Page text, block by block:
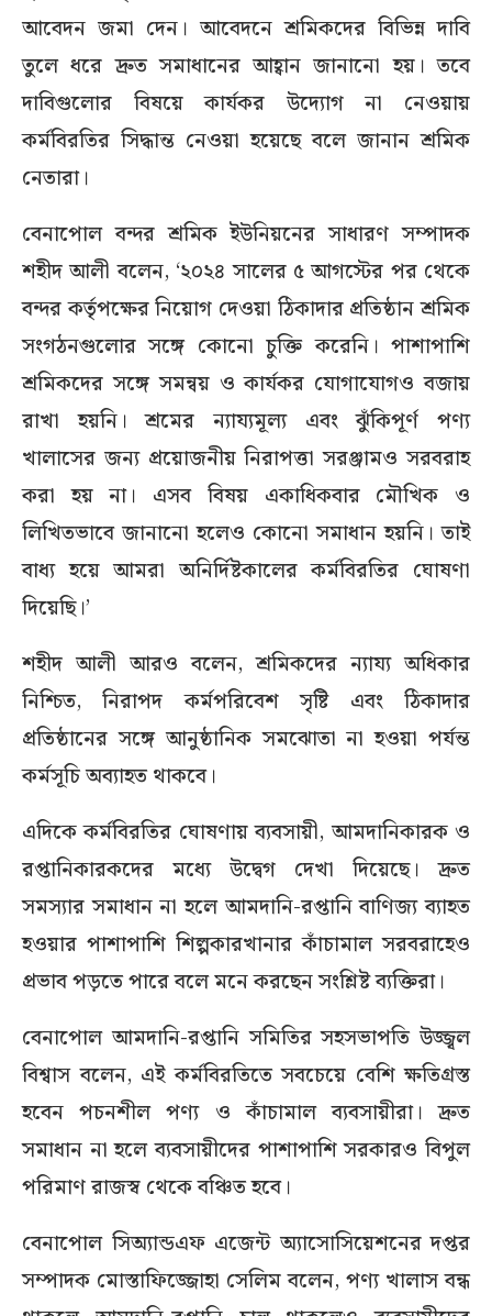
আবেদন জমা দেন। আবেদনে শ্রমিকদের বিভিন্ন দাবি
তুলে ধরে দ্রুত সমাধানের আহ্বান জানানো হয়। তবে
দাবিগুলোর বিষয়ে কার্যকর উদ্যোগ না নেওয়ায়
কর্মবিরতির সিদ্ধান্ত নেওয়া হয়েছে বলে জানান শ্রমিক
নেতারা।
বেনাপোল বন্দর শ্রমিক ইউনিয়নের সাধারণ সম্পাদক
শহীদ আলী বলেন, ‘২০২৪ সালের ৫ আগস্টের পর থেকে
বন্দর কর্তৃপক্ষের নিয়োগ দেওয়া ঠিকাদার প্রতিষ্ঠান শ্রমিক
সংগঠনগুলোর সঙ্গে কোনো চুক্তি করেনি। পাশাপাশি
শ্রমিকদের সঙ্গে সমন্বয় ও কার্যকর যোগাযোগও বজায়
রাখা হয়নি। শ্রমের ন্যায্যমূল্য এবং ঝুঁকিপূর্ণ পণ্য
খালাসের জন্য প্রয়োজনীয় নিরাপত্তা সরঞ্জামও সরবরাহ
করা হয় না। এসব বিষয় একাধিকবার মৌখিক ও
লিখিতভাবে জানানো হলেও কোনো সমাধান হয়নি। তাই
বাধ্য হয়ে আমরা অনির্দিষ্টকালের কর্মবিরতির ঘোষণা
দিয়েছি।’
শহীদ আলী আরও বলেন, শ্রমিকদের ন্যায্য অধিকার
নিশ্চিত, নিরাপদ কর্মপরিবেশ সৃষ্টি এবং ঠিকাদার
প্রতিষ্ঠানের সঙ্গে আনুষ্ঠানিক সমঝোতা না হওয়া পর্যন্ত
কর্মসূচি অব্যাহত থাকবে।
এদিকে কর্মবিরতির ঘোষণায় ব্যবসায়ী, আমদানিকারক ও
রপ্তানিকারকদের মধ্যে উদ্বেগ দেখা দিয়েছে। দ্রুত
সমস্যার সমাধান না হলে আমদানি-রপ্তানি বাণিজ্য ব্যাহত
হওয়ার পাশাপাশি শিল্পকারখানার কাঁচামাল সরবরাহেও
প্রভাব পড়তে পারে বলে মনে করছেন সংশ্লিষ্ট ব্যক্তিরা।
বেনাপোল আমদানি-রপ্তানি সমিতির সহসভাপতি উজ্জ্বল
বিশ্বাস বলেন, এই কর্মবিরতিতে সবচেয়ে বেশি ক্ষতিগ্রস্ত
হবেন পচনশীল পণ্য ও কাঁচামাল ব্যবসায়ীরা। দ্রুত
সমাধান না হলে ব্যবসায়ীদের পাশাপাশি সরকারও বিপুল
পরিমাণ রাজস্ব থেকে বঞ্চিত হবে।
বেনাপোল সিঅ্যান্ডএফ এজেন্ট অ্যাসোসিয়েশনের দপ্তর
সম্পাদক মোস্তাফিজ্জোহা সেলিম বলেন, পণ্য খালাস বন্ধ